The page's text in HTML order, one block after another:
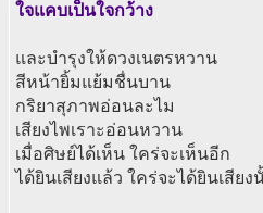
ใจแคบเป็นใจกว้าง
และบำรุงให้ดวงเนตรหวาน
สีหน้ายิ้มแย้มชื่นบาน
กริยาสุภาพอ่อนละไม
เสียงไพเราะอ่อนหวาน
เมื่อศิษย์ได้เห็น ใคร่จะเห็นอีก
ได้ยินเสียงแล้ว ใคร่จะได้ยินเสียง